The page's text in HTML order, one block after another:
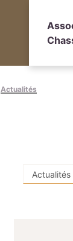
Actualités